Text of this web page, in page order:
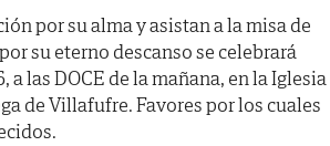
por su alma y asistan a la misa de
su eterno descanso se celebrará
a las DOCE de la mañana, en la Iglesia
de Villafufre. Favores por los cuales